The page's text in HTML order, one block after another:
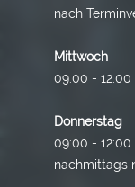
nach
Mittwoch
09:00 -
Donnerstag
09:00 -
nachmittags